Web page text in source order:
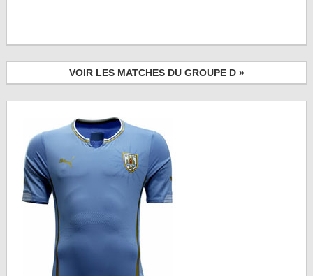
VOIR LES MATCHES DU GROUPE D »